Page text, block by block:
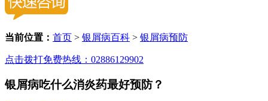
当前位置： 首页 > 银屑病百科 > 银屑病预防
点击拨打免费热线：02886129902
银屑病吃什么消炎药最好预防？